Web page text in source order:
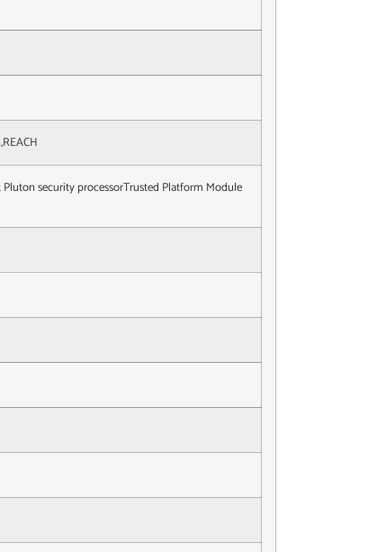
security processorTrusted Platform Module